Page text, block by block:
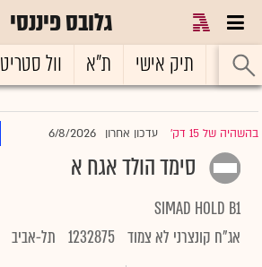
גלובס פיננסי
ראשי תיק אישי ת"א וול סטריט
בהשהיה של 15 דק' |עדכון אחרון 6/8/2026
סימד הולד אגח א
SIMAD HOLD B1
אג"ח קונצרני לא צמוד 1232875 תל-אביב